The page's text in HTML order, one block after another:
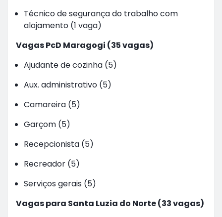
Técnico de segurança do trabalho com
alojamento (1 vaga)
Vagas PcD Maragogi (35 vagas)
Ajudante de cozinha (5)
Aux. administrativo (5)
Camareira (5)
Garçom (5)
Recepcionista (5)
Recreador (5)
Serviços gerais (5)
Vagas para Santa Luzia do Norte (33 vagas)